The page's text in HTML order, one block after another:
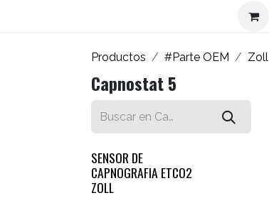
Productos #Parte OEM Zoll
Capnostat 5
SENSOR DE
CAPNOGRAFIA ETCO2
ZOLL